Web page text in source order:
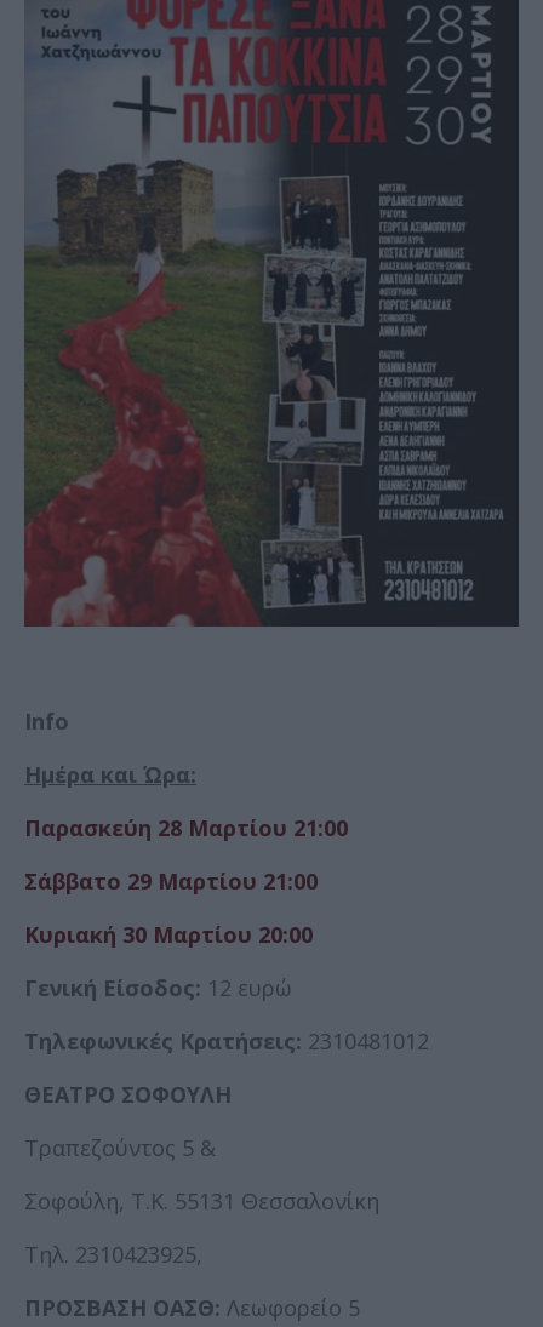
Info
Ημέρα και Ώρα:
Παρασκεύη 28 Μαρτίου 21:00
Σάββατο 29 Μαρτίου 21:00
Κυριακή 30 Μαρτίου 20:00
Γενική Είσοδος: 12 ευρώ
Τηλεφωνικές Κρατήσεις: 2310481012
ΘΕΑΤΡΟ ΣΟΦΟΥΛΗ
Τραπεζούντος 5 &
Σοφούλη, Τ.Κ. 55131 Θεσσαλονίκη
Τηλ. 2310423925,
ΠΡΟΣΒΑΣΗ ΟΑΣΘ: Λεωφορείο 5